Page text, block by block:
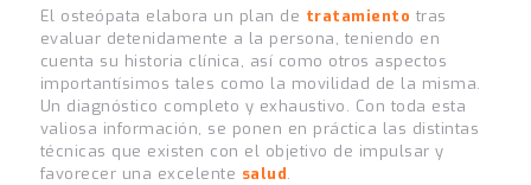
El osteópata elabora un plan de tratamiento tras
evaluar detenidamente a la persona, teniendo en
cuenta su historia clínica, así como otros aspectos
importantísimos tales como la movilidad de la misma.
Un diagnóstico completo y exhaustivo. Con toda esta
valiosa información, se ponen en práctica las distintas
técnicas que existen con el objetivo de impulsar y
favorecer una excelente salud.